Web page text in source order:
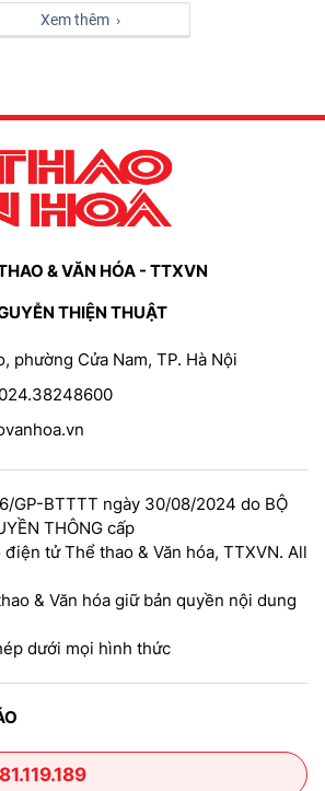
Xem thêm ›
& VĂN HÓA - TTXVN
THIỆN THUẬT
phường Cửa Nam, TP. Hà Nội
GP-BTTTT ngày 30/08/2024 do BỘ
THÔNG cấp
tử Thể thao & Văn hóa, TTXVN. All
& Văn hóa giữ bản quyền nội dung
dưới mọi hình thức